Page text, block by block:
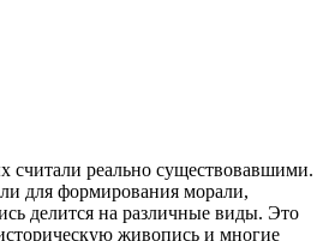
считали реально существовавшими.
для формирования морали,
делится на различные виды. Это
живопись и многие